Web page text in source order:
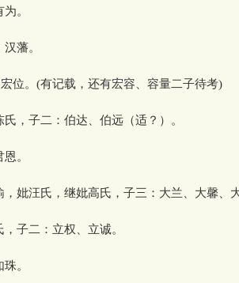
。
藩。
位。(有记载，还有宏容、容量二子待考)
，子二：伯达、伯远（适？）。
。
妣汪氏，继妣高氏，子三：大兰、大馨、
子二：立权、立诚。
。